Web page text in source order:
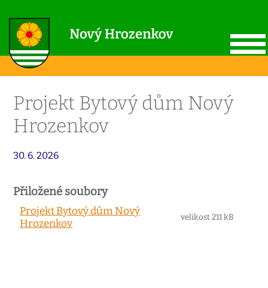
Projekt Bytový dům Nový
Hrozenkov
30. 6. 2026
Přiložené soubory
Projekt Bytový dům Nový
Hrozenkov
velikost 211 kB